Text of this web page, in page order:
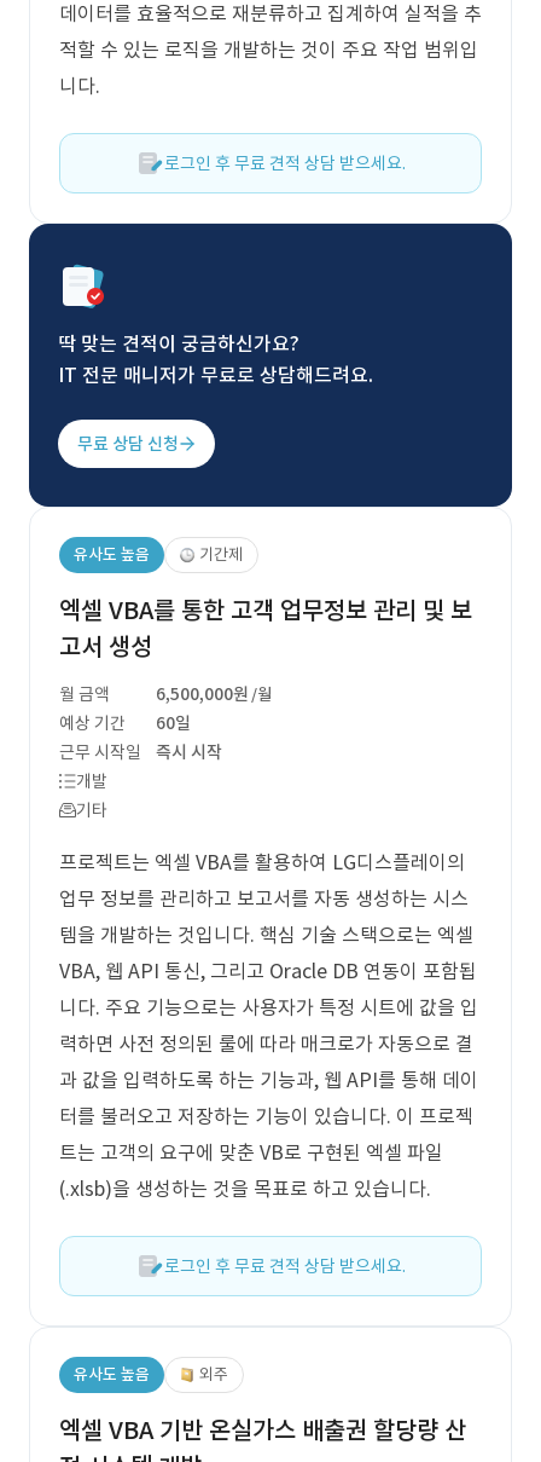
데이터를 효율적으로 재분류하고 집계하여 실적을 추
적할 수 있는 로직을 개발하는 것이 주요 작업 범위입
니다.
로그인 후 무료 견적 상담 받으세요.
딱 맞는 견적이 궁금하신가요?
IT 전문 매니저가 무료로 상담해드려요.
무료 상담 신청
유사도 높음 기간제
엑셀 VBA를 통한 고객 업무정보 관리 및 보
고서 생성
월 금액 6,500,000원 /월
예상 기간
60일
근무 시작일
즉시 시작
개발
기타
프로젝트는 엑셀 VBA를 활용하여 LG디스플레이의
업무 정보를 관리하고 보고서를 자동 생성하는 시스
템을 개발하는 것입니다. 핵심 기술 스택으로는 엑셀
VBA, 웹 API 통신, 그리고 Oracle DB 연동이 포함됩
니다. 주요 기능으로는 사용자가 특정 시트에 값을 입
력하면 사전 정의된 룰에 따라 매크로가 자동으로 결
과 값을 입력하도록 하는 기능과, 웹 API를 통해 데이
터를 불러오고 저장하는 기능이 있습니다. 이 프로젝
트는 고객의 요구에 맞춘 VB로 구현된 엑셀 파일
(.xlsb)을 생성하는 것을 목표로 하고 있습니다.
로그인 후 무료 견적 상담 받으세요.
유사도 높음 외주
엑셀 VBA 기반 온실가스 배출권 할당량 산